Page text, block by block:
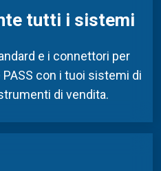
tutti i sistemi
e i connettori per
con i tuoi sistemi di
di vendita.